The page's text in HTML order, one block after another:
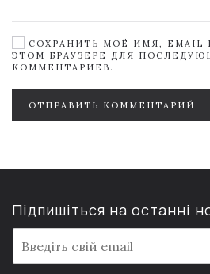
СОХРАНИТЬ МОЁ ИМЯ, EMAIL
ЭТОМ БРАУЗЕРЕ ДЛЯ
КОММЕНТАРИЕВ.
ОТПРАВИТЬ КОММЕНТАРИЙ
Підпишіться на останні
m
a